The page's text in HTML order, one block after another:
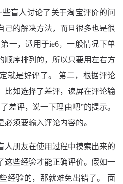
value="0"
label></td>
bad" type="radio"
1);" />
>
box J_ShareRow">
盲人讨论了关于淘宝评价的问
己的解决方法，而且很多也是很
一，适用于ie6，一般情况下单
顺序排列的，所以只要用左右方
就是好评了。 第二，根据评论
比如选择了差评，读屏在评论输
差评，说一下理由吧”的提示。
须要输入评论内容的。
人朋友在使用过程中摸索出来的
这些经验才能正确评价。假如一
经验的，那就难免出错了。 面